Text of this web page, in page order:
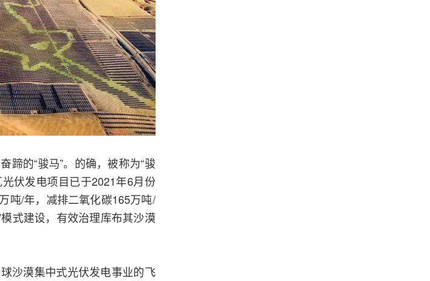
蹄的“骏马”。的确，被称为“骏
伏发电项目已于2021年6月份
吨/年，减排二氧化碳165万吨/
式建设，有效治理库布其沙漠
沙漠集中式光伏发电事业的飞